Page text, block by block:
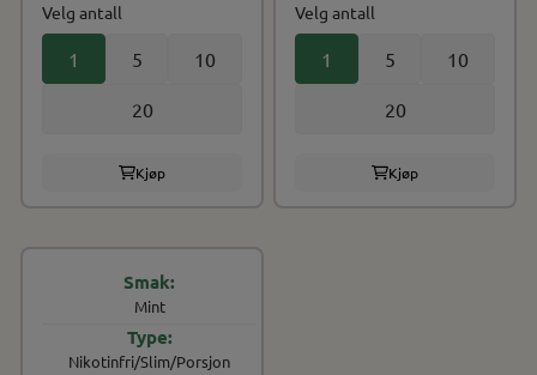
Velg antall
1 5 10
20
Kjøp
Velg antall
1 5 10
20
Kjøp
Mint
Nikotinfri/Slim/Porsjon